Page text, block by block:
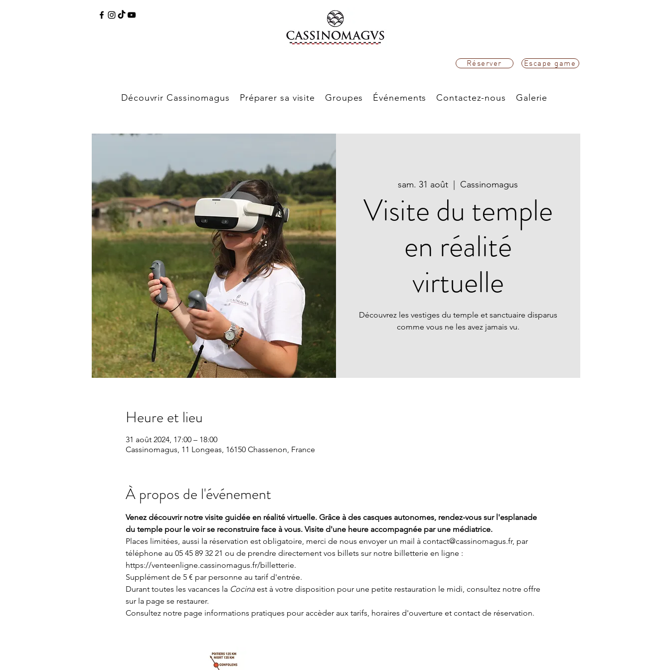
Réserver Escape game
Découvrir Cassinomagus Préparer sa visite Groupes Événements Contactez-nous Galerie
sam. 31 août
  |
Cassinomagus
Visite du temple
en réalité
virtuelle
Découvrez les vestiges du temple et sanctuaire disparus
comme vous ne les avez jamais vu.
Heure et lieu
31 août 2024, 17:00 – 18:00
Cassinomagus, 11 Longeas, 16150 Chassenon, France
À propos de l'événement
Venez découvrir notre visite guidée en réalité virtuelle. Grâce à des casques autonomes, rendez-vous sur l'esplanade
du temple pour le voir se reconstruire face à vous. Visite d'une heure accompagnée par une médiatrice.
Places limitées, aussi la réservation est obligatoire, merci de nous envoyer un mail à contact@cassinomagus.fr, par
téléphone au 05 45 89 32 21 ou de prendre directement vos billets sur notre billetterie en ligne :
https://venteenligne.cassinomagus.fr/billetterie.
Supplément de 5 € par personne au tarif d'entrée.
Durant toutes les vacances la Cocina est à votre disposition pour une petite restauration le midi, consultez notre offre
sur la page se restaurer.
Consultez notre page informations pratiques pour accèder aux tarifs, horaires d'ouverture et contact de réservation.